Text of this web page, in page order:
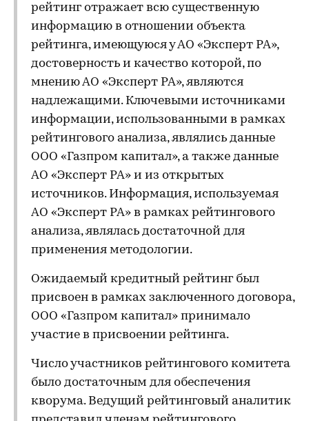
рейтинг отражает всю существенную
информацию в отношении объекта
рейтинга, имеющуюся у АО «Эксперт РА»,
достоверность и качество которой, по
мнению АО «Эксперт РА», являются
надлежащими. Ключевыми источниками
информации, использованными в рамках
рейтингового анализа, являлись данные
ООО «Газпром капитал», а также данные
АО «Эксперт РА» и из открытых
источников. Информация, используемая
АО «Эксперт РА» в рамках рейтингового
анализа, являлась достаточной для
применения методологии.
Ожидаемый кредитный рейтинг был
присвоен в рамках заключенного договора,
ООО «Газпром капитал» принимало
участие в присвоении рейтинга.
Число участников рейтингового комитета
было достаточным для обеспечения
кворума. Ведущий рейтинговый аналитик